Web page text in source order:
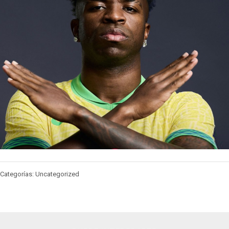
Categorías: Uncategorized